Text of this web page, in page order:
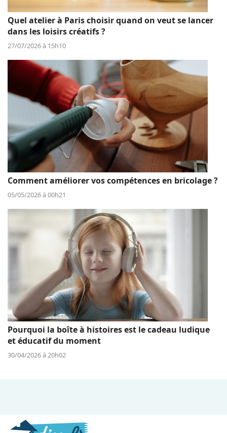
Quel atelier à Paris choisir quand on veut se lancer
dans les loisirs créatifs ?
27/07/2026 à 15h10
Comment améliorer vos compétences en bricolage ?
05/05/2026 à 00h21
Pourquoi la boîte à histoires est le cadeau ludique
et éducatif du moment
30/04/2026 à 20h02